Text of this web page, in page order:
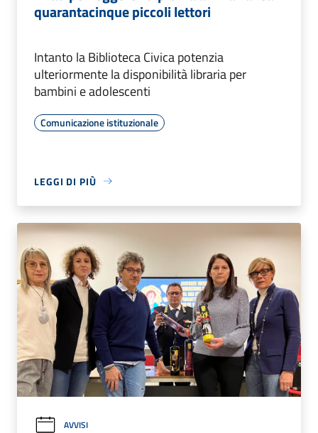
quarantacinque piccoli lettori
Intanto la Biblioteca Civica potenzia
ulteriormente la disponibilità libraria per
bambini e adolescenti
Comunicazione istituzionale
LEGGI DI PIÙ
AVVISI